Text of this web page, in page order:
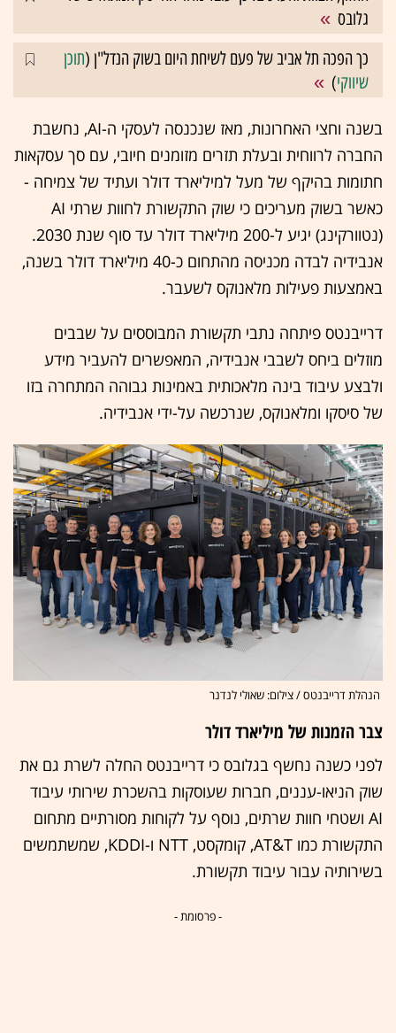
גלובס
כך הפכה תל אביב של פעם לשיחת היום בשוק הנדל"ן (תוכן
שיווקי)
בשנה וחצי האחרונות, מאז שנכנסה לעסקי ה-AI, נחשבת
החברה לרווחית ובעלת תזרים מזומנים חיובי, עם סך עסקאות
חתומות בהיקף של מעל למיליארד דולר ועתיד של צמיחה -
כאשר בשוק מעריכים כי שוק התקשורת לחוות שרתי AI
(נטוורקינג) יגיע ל-200 מיליארד דולר עד סוף שנת 2030.
אנבידיה לבדה מכניסה מהתחום כ-40 מיליארד דולר בשנה,
באמצעות פעילות מלאנוקס לשעבר.
דרייבנטס פיתחה נתבי תקשורת המבוססים על שבבים
מוזלים ביחס לשבבי אנבידיה, המאפשרים להעביר מידע
ולבצע עיבוד בינה מלאכותית באמינות גבוהה המתחרה בזו
של סיסקו ומלאנוקס, שנרכשה על-ידי אנבידיה.
הנהלת דרייבנטס / צילום: שאולי לנדנר
צבר הזמנות של מיליארד דולר
לפני כשנה נחשף בגלובס כי דרייבנטס החלה לשרת גם את
שוק הניאו-עננים, חברות שעוסקות בהשכרת שירותי עיבוד
AI ושטחי חוות שרתים, נוסף על לקוחות מסורתיים מתחום
התקשורת כמו AT&T, קומקסט, NTT ו-KDDI, שמשתמשים
בשירותיה עבור עיבוד תקשורת.
- פרסומת -